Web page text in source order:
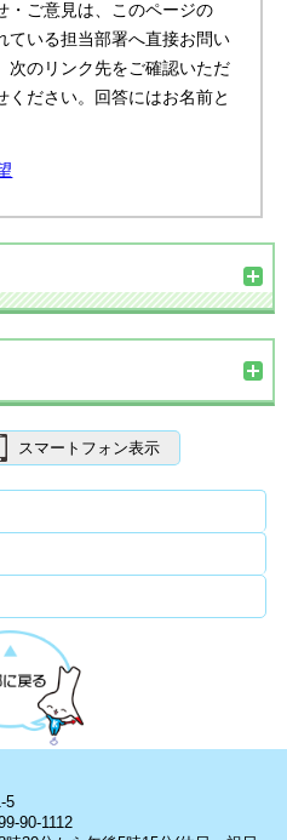
・ご意見は、このページの
ている担当部署へ直接お問い
次のリンク先をご確認いただ
ください。回答にはお名前と
スマートフォン表示
5
90-1112